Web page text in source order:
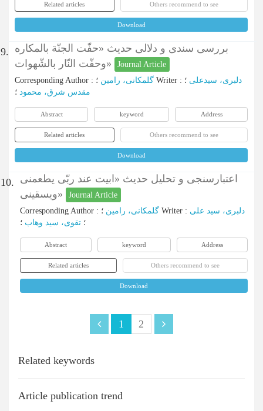
Related articles Others recommend to see
Download
9. بررسی سندی و دلالی حدیث «حفّت الجنّة بالمکاره‌
وحفّت النّار بالشّهوات»
Journal Article
Corresponding Author : گلمکانی، رامین Writer : دلبری، سیدعلی ؛
مقدس شرق، محمود ؛
Abstract keyword Address
Related articles Others recommend to see
Download
10. اعتبارسنجی و تحلیل حدیث «ابیت عند ربّی یطعمنی
ویسقینی»
Journal Article
Corresponding Author : گلمکانی، رامین Writer : دلبری، سید علی
؛ تقوی، سید وهاب ؛
Abstract keyword Address
Related articles Others recommend to see
Download
1 2
Related keywords
Article publication trend